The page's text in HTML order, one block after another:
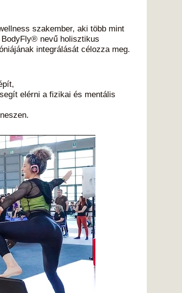
szakember, aki több mint
nevű holisztikus
integrálását célozza meg.
elérni a fizikai és mentális